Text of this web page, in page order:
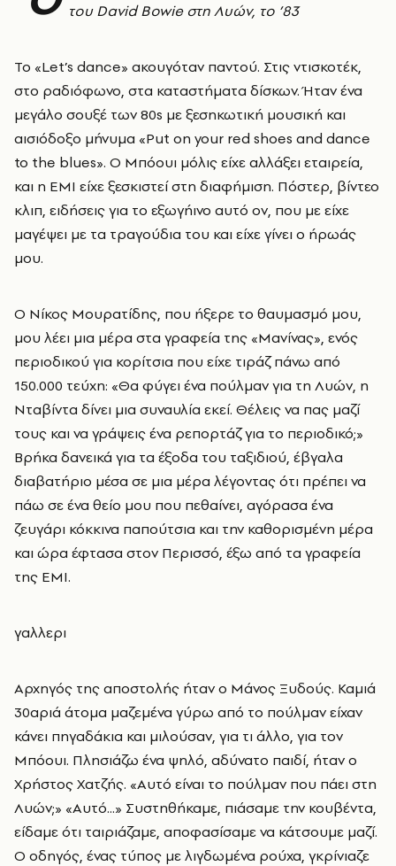
του David Bowie στη Λυών, το ’83
Το «Let’s dance» ακουγόταν παντού. Στις ντισκοτέκ,
στο ραδιόφωνο, στα καταστήματα δίσκων. Ήταν ένα
μεγάλο σουξέ των 80s με ξεσηκωτική μουσική και
αισιόδοξο μήνυμα «Put on your red shoes and dance
to the blues». O Μπόουι μόλις είχε αλλάξει εταιρεία,
και η ΕΜΙ είχε ξεσκιστεί στη διαφήμιση. Πόστερ, βίντεο
κλιπ, ειδήσεις για το εξωγήινο αυτό ον, που με είχε
μαγέψει με τα τραγούδια του και είχε γίνει ο ήρωάς
μου.
Ο Νίκος Μουρατίδης, που ήξερε το θαυμασμό μου,
μου λέει μια μέρα στα γραφεία της «Μανίνας», ενός
περιοδικού για κορίτσια που είχε τιράζ πάνω από
150.000 τεύχη: «Θα φύγει ένα πούλμαν για τη Λυών, η
Νταβίντα δίνει μια συναυλία εκεί. Θέλεις να πας μαζί
τους και να γράψεις ένα ρεπορτάζ για το περιοδικό;»
Βρήκα δανεικά για τα έξοδα του ταξιδιού, έβγαλα
διαβατήριο μέσα σε μια μέρα λέγοντας ότι πρέπει να
πάω σε ένα θείο μου που πεθαίνει, αγόρασα ένα
ζευγάρι κόκκινα παπούτσια και την καθορισμένη μέρα
και ώρα έφτασα στον Περισσό, έξω από τα γραφεία
της ΕΜΙ.
γαλλερι
Αρχηγός της αποστολής ήταν ο Μάνος Ξυδούς. Καμιά
30αριά άτομα μαζεμένα γύρω από το πούλμαν είχαν
κάνει πηγαδάκια και μιλούσαν, για τι άλλο, για τον
Μπόουι. Πλησιάζω ένα ψηλό, αδύνατο παιδί, ήταν ο
Χρήστος Χατζής. «Αυτό είναι το πούλμαν που πάει στη
Λυών;» «Αυτό...» Συστηθήκαμε, πιάσαμε την κουβέντα,
είδαμε ότι ταιριάζαμε, αποφασίσαμε να κάτσουμε μαζί.
Ο οδηγός, ένας τύπος με λιγδωμένα ρούχα, γκρίνιαζε